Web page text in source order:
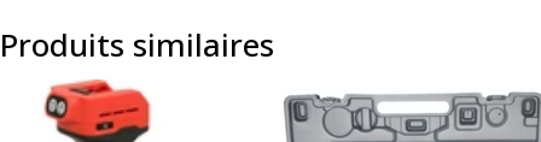
Produits similaires